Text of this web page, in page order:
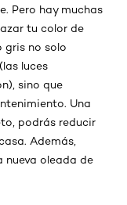
Pero hay muchas
tu color de
gris no solo
luces
sino que
Una
podrás reducir
Además,
nueva oleada de